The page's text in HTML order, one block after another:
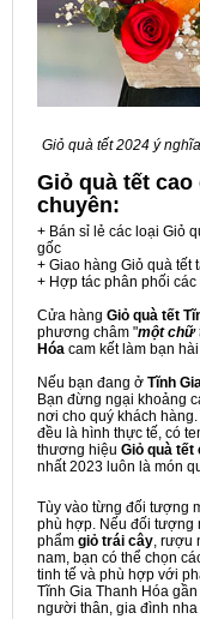
Giỏ quà tết 2024 ý
Giỏ quà tết cao
chuyên:
+ Bán sỉ lẻ các loại Giỏ
gốc
+ Giao hàng Giỏ quà tết
+ Hợp tác phân phối
Cửa hàng Giỏ quà tết
phương châm "một chữ
Hóa cam kết làm bạn
Nếu bạn đang ở Tĩnh
Bạn đừng ngại khoảng
nơi cho quý khách
đều là hình thực tế, có
thương hiệu Giỏ quà tết
nhất 2023 luôn là món
Tùy vào từng đối tượng
phù hợp. Nếu đối tượng
phẩm giỏ trái cây, rượu
nam, bạn có thể chọn
tinh tế và phù hợp với
Tĩnh Gia Thanh Hóa
người thân, gia đình nha